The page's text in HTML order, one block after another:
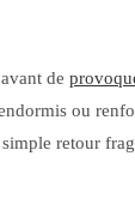
de
ou
retour